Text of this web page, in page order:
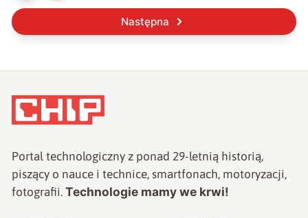
Następna
Portal technologiczny z ponad 29-letnią historią,
piszący o nauce i technice, smartfonach, motoryzacji,
fotografii. Technologie mamy we krwi!